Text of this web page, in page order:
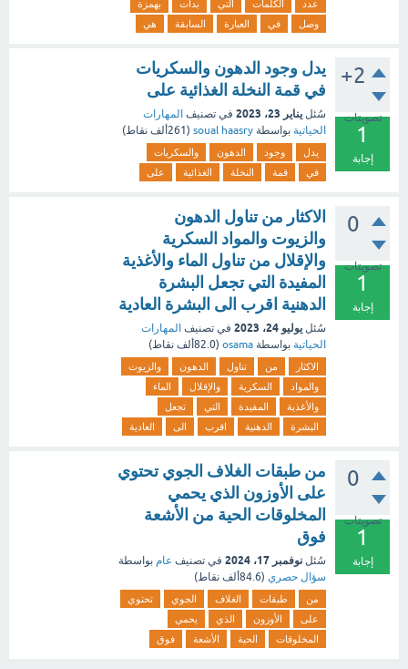
عدد
الكلمات التي بدأت
بهمزة
وصل
في العبارة السابقة هي
+2
تصويتات
1
إجابة
يدل وجود الدهون والسكريات
في قمة النخلة الغذائية على
سُئل يناير 23، 2023 في تصنيف المهارات
الحياتية بواسطة soual haasry
( 261ألف نقاط)
يدل وجود الدهون
والسكريات
في
قمة النخلة الغذائية على
0
تصويتات
1
إجابة
الاكثار من تناول الدهون
والزيوت والمواد السكرية
والإقلال من تناول الماء والأغذية
المفيدة التي تجعل البشرة
الدهنية اقرب الى البشرة العادية
سُئل يوليو 24، 2023 في تصنيف المهارات
الحياتية بواسطة osama
(82.0ألف نقاط)
الاكثار من تناول الدهون
والزيوت
والمواد
السكرية والإقلال
الماء
والأغذية
المفيدة التي
تجعل
البشرة
الدهنية اقرب الى العادية
0
تصويتات
1
إجابة
من طبقات الغلاف الجوي تحتوي
على الأوزون الذي يحمي
المخلوقات الحية من الأشعة
فوق
سُئل نوفمبر 17، 2024 في تصنيف عام بواسطة
سؤال حصري (84.6ألف نقاط)
من طبقات الغلاف الجوي
تحتوي
على
الأوزون الذي
يحمي
المخلوقات
الحية الأشعة فوق